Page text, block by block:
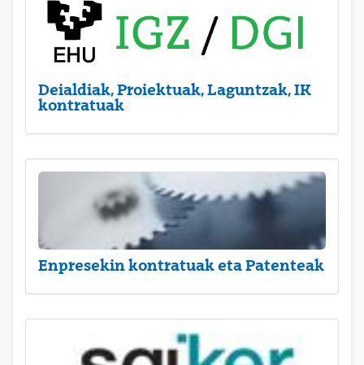
Deialdiak, Proiektuak, Laguntzak, IK
kontratuak
Enpresekin kontratuak eta Patenteak